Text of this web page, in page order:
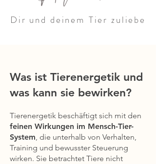
Dir und deinem Tier zuliebe
Was ist Tierenergetik und
was kann sie bewirken?
Tierenergetik beschäftigt sich mit den
feinen Wirkungen im Mensch-Tier-
System, die unterhalb von Verhalten,
Training und bewusster Steuerung
wirken. Sie betrachtet Tiere nicht